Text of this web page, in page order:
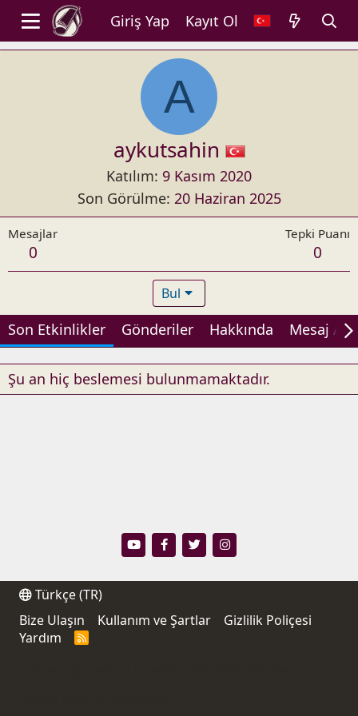
Giriş Yap Kayıt Ol
A
aykutsahin
Katılım 9 Kasım 2020
Son Görülme 20 Haziran 2025
Mesajlar
0
Tepki Puanı
0
Bul
Son Etkinlikler Gönderiler Hakkında Mesaj
Şu an hiç beslemesi bulunmamaktadır.
Türkçe (TR)
Bize Ulaşın
Kullanım ve Şartlar
Gizlilik Poliçesi
Yardım
R